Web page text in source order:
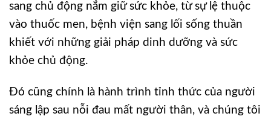
sang chủ động nắm giữ sức khỏe, từ sự lệ thuộc
vào thuốc men, bệnh viện sang lối sống thuần
khiết với những giải pháp dinh dưỡng và sức
khỏe chủ động.
Đó cũng chính là hành trình tỉnh thức của người
sáng lập sau nỗi đau mất người thân, và chúng tôi